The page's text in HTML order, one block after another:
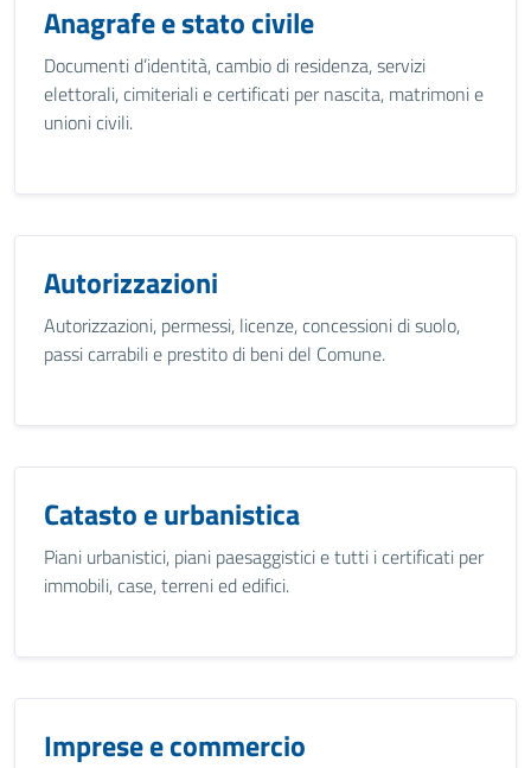
Anagrafe e stato civile
Documenti d’identità, cambio di residenza, servizi
elettorali, cimiteriali e certificati per nascita, matrimoni e
unioni civili.
Autorizzazioni
Autorizzazioni, permessi, licenze, concessioni di suolo,
passi carrabili e prestito di beni del Comune.
Catasto e urbanistica
Piani urbanistici, piani paesaggistici e tutti i certificati per
immobili, case, terreni ed edifici.
Imprese e commercio